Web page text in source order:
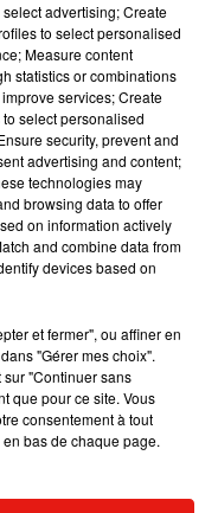
annonce un nouvel
mondiale
dévoilent leur
attendue
changeait de
premier...
advertising; Create
to select personalised
Measure content
statistics or combinations
services; Create
select personalised
security, prevent and
advertising and content;
technologies may
browsing data to offer
on information actively
and combine data from
devices based on
et fermer", ou affiner en
"Gérer mes choix".
"Continuer sans
que pour ce site. Vous
consentement à tout
bas de chaque page.